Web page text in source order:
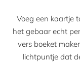
Voeg een kaartje
het gebaar echt
vers boeket
lichtpuntje dat